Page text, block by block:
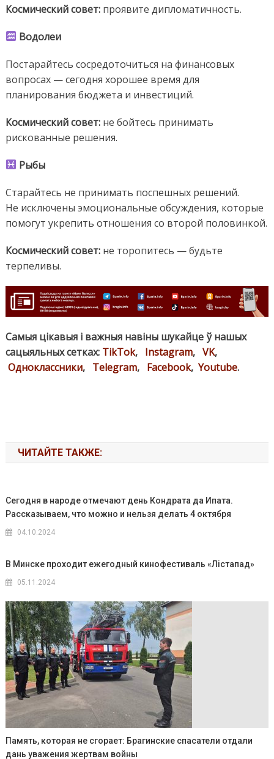
Космический совет: проявите дипломатичность.
Водолеи
Постарайтесь сосредоточиться на финансовых
вопросах — сегодня хорошее время для
планирования бюджета и инвестиций.
Космическийсовет: не бойтесь принимать
рискованные решения.
Рыбы
Старайтесь не принимать поспешных решений.
Не исключены эмоциональные обсуждения, которые
помогут укрепить отношения со второй половинкой.
Космический совет: не торопитесь — будьте
терпеливы.
Самыя цікавыя і важныя навіны шукайце ў нашых
сацыяльных сетках: TikTok, Instagram, VK,
Одноклассники, Telegram, Facebook, Youtube.
ЧИТАЙТЕ ТАКЖЕ:
Сегодня в народе отмечают день Кондрата да Ипата.
Рассказываем, что можно и нельзя делать 4 октября
04.10.2024
В Минске проходит ежегодный кинофестиваль «Лістапад»
05.11.2024
Память, которая не сгорает: Брагинские спасатели отдали
дань уважения жертвам войны